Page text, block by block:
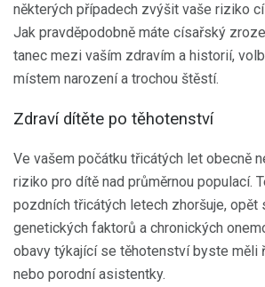
některých případech zvýšit vaše riziko
Jak pravděpodobně máte císařský
tanec mezi vaším zdravím a historií,
místem narození a trochou štěstí.
Zdraví dítěte po těhotenství
Ve vašem počátku třicátých let obecně
riziko pro dítě nad průměrnou populací.
pozdních třicátých letech zhoršuje, opět
genetických faktorů a chronických
obavy týkající se těhotenství byste měli
nebo porodní asistentky.